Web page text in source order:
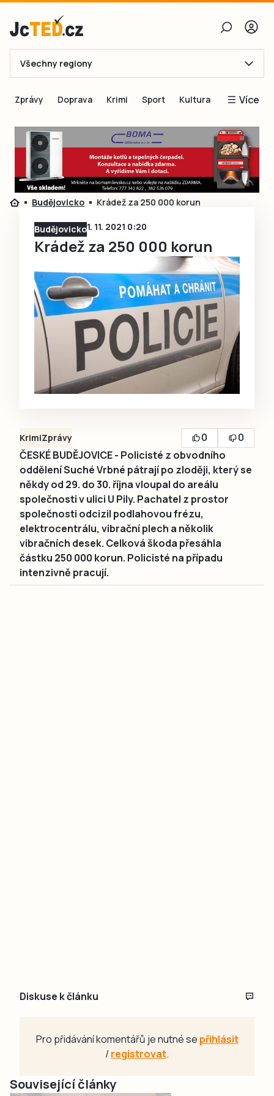
E-mail
Obnovit heslo
Přihlásit se
Přihlásit se přes Facebook
Ještě nemám účet, chci se
Všechny regiony
Zprávy Doprava Krimi Sport Kultura Více
Blogy
Inspirace
Čtenáři píší
Speciální přílohy
Inzerce
Budějovicko Krádež za 250 000 korun
Budějovicko1. 11. 2021 0:20
Krádež za 250 000 korun
KrimiZprávy 0
0
ČESKÉ BUDĚJOVICE - Policisté z obvodního
oddělení Suché Vrbné pátrají po zloději, který se
někdy od 29. do 30. října vloupal do areálu
společnosti v ulici U Pily. Pachatel z prostor
společnosti odcizil podlahovou frézu,
elektrocentrálu, vibrační plech a několik
vibračních desek. Celková škoda přesáhla
částku 250 000 korun. Policisté na případu
intenzivně pracují.
Diskuse k článku
Pro přidávání komentářů je nutné se přihlásit
/registrovat.
Související články